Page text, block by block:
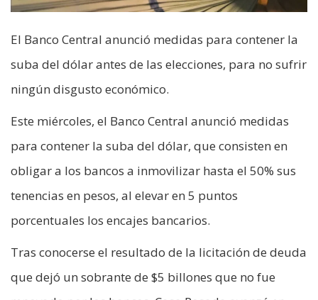
El Banco Central anunció medidas para contener la
suba del dólar antes de las elecciones, para no sufrir
ningún disgusto económico.
Este miércoles, el Banco Central anunció medidas
para contener la suba del dólar, que consisten en
obligar a los bancos a inmovilizar hasta el 50% sus
tenencias en pesos, al elevar en 5 puntos
porcentuales los encajes bancarios.
Tras conocerse el resultado de la licitación de deuda
que dejó un sobrante de $5 billones que no fue